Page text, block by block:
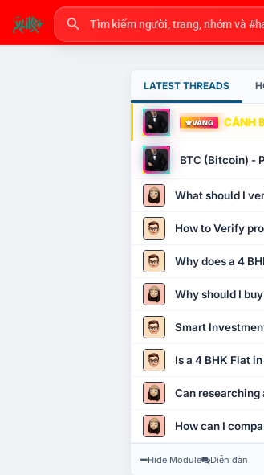
LATEST THREADS
VÀNG CẢNH
BTC (Bitcoin) -
What should I
How to Verify
Why does a 4
Why should I
Smart
Is a 4 BHK Flat
Can researching
How can I
Hide Module Diễn đàn